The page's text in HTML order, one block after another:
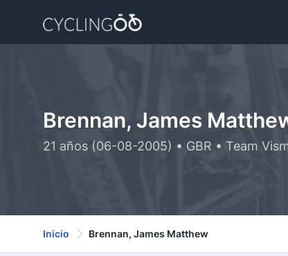
Brennan, James
21 años (06-08-2005) • GBR • Team
Inicio Brennan, James Matthew